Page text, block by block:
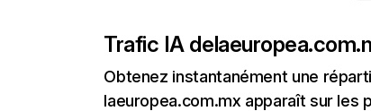
Trafic IA de
Obtenez instantanément une
laeuropea.com.mx apparaît sur les